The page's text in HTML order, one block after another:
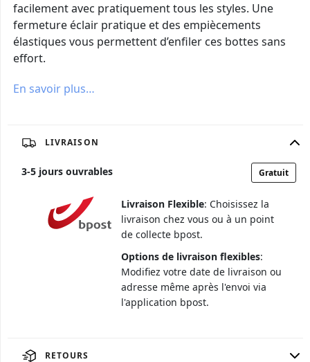
facilement avec pratiquement tous les styles. Une
fermeture éclair pratique et des empiècements
élastiques vous permettent d’enfiler ces bottes sans
effort.
En savoir plus…
LIVRAISON
3-5 jours ouvrables Gratuit
Livraison Flexible: Choisissez la
livraison chez vous ou à un point
de collecte bpost.
Options de livraison flexibles:
Modifiez votre date de livraison ou
adresse même après l'envoi via
l'application bpost.
RETOURS